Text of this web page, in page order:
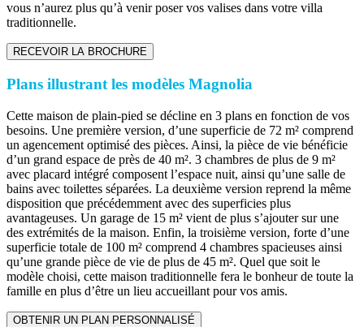
vous n’aurez plus qu’à venir poser vos valises dans votre villa
traditionnelle.
RECEVOIR LA BROCHURE
Plans illustrant les modèles Magnolia
Cette maison de plain-pied se décline en 3 plans en fonction de vos
besoins. Une première version, d’une superficie de 72 m² comprend
un agencement optimisé des pièces. Ainsi, la pièce de vie bénéficie
d’un grand espace de près de 40 m². 3 chambres de plus de 9 m²
avec placard intégré composent l’espace nuit, ainsi qu’une salle de
bains avec toilettes séparées. La deuxième version reprend la même
disposition que précédemment avec des superficies plus
avantageuses. Un garage de 15 m² vient de plus s’ajouter sur une
des extrémités de la maison. Enfin, la troisième version, forte d’une
superficie totale de 100 m² comprend 4 chambres spacieuses ainsi
qu’une grande pièce de vie de plus de 45 m². Quel que soit le
modèle choisi, cette maison traditionnelle fera le bonheur de toute la
famille en plus d’être un lieu accueillant pour vos amis.
OBTENIR UN PLAN PERSONNALISÉ